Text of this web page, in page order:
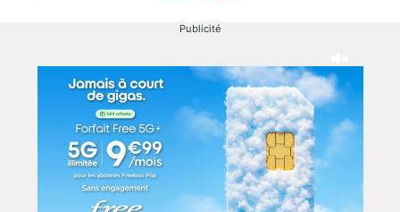
Publicité